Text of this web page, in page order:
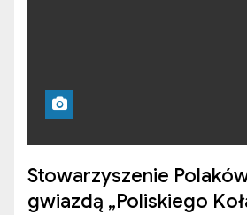
Stowarzyszenie
gwiazdą „Poliskiego